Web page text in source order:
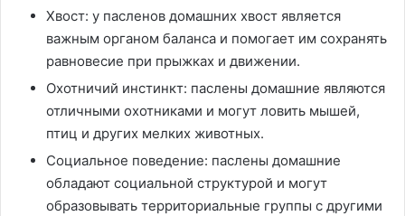
Хвост: у пасленов домашних хвост является
важным органом баланса и помогает им сохранять
равновесие при прыжках и движении.
Охотничий инстинкт: паслены домашние являются
отличными охотниками и могут ловить мышей,
птиц и других мелких животных.
Социальное поведение: паслены домашние
обладают социальной структурой и могут
образовывать территориальные группы с другими